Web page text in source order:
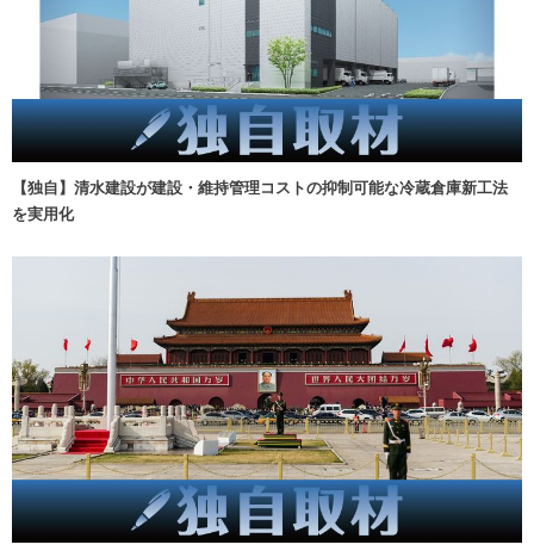
【独自】清水建設が建設・維持管理コストの抑制可能な冷蔵倉庫新工法
を実用化